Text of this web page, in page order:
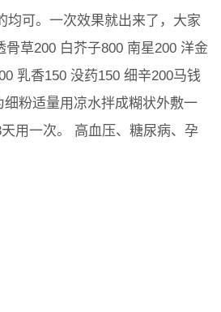
均可。一次效果就出来了，大家
骨草200 白芥子800 南星200 洋金
乳香150 没药150 细辛200马钱
细粉适量用凉水拌成糊状外敷一
用一次。 高血压、糖尿病、孕